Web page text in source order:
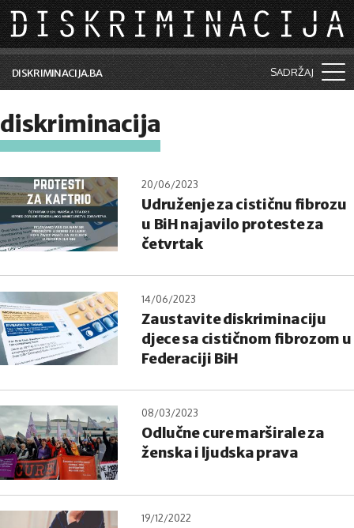
Skip to main content
DISKRIMINACIJA.BA SADRŽAJ
Vijesti i događaji
Kolumne
Lične priče
Saradnja sa medijima
Pretraga
diskriminacija
20/06/2023
Udruženje za cističnu fibrozu
u BiH najavilo proteste za
četvrtak
14/06/2023
Zaustavite diskriminaciju
djece sa cističnom fibrozom u
Federaciji BiH
08/03/2023
Odlučne cure marširale za
ženska i ljudska prava
19/12/2022